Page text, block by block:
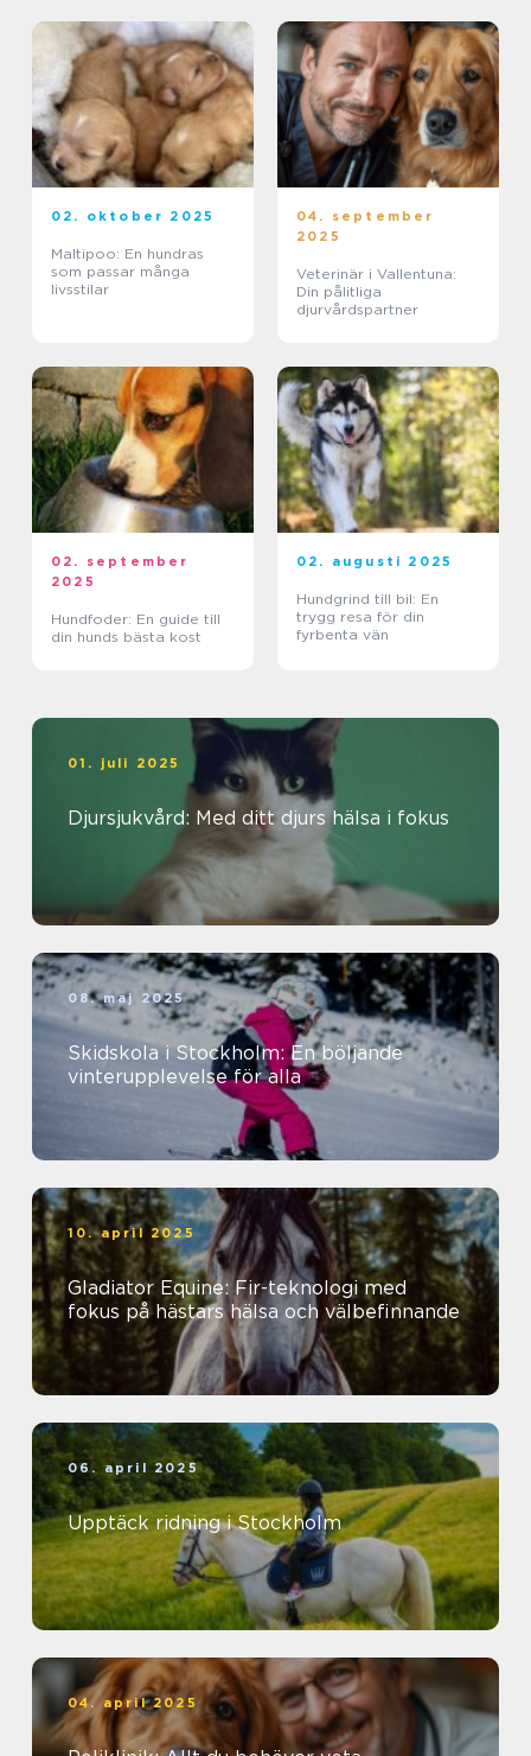
02. oktober 2025
Maltipoo: En hundras
som passar många
livsstilar
04. september
2025
Veterinär i Vallentuna:
Din pålitliga
djurvårdspartner
02. september
2025
Hundfoder: En guide till
din hunds bästa kost
02. augusti 2025
Hundgrind till bil: En
trygg resa för din
fyrbenta vän
01. juli 2025
Djursjukvård: Med ditt djurs hälsa i fokus
08. maj 2025
Skidskola i Stockholm: En böljande
vinterupplevelse för alla
10. april 2025
Gladiator Equine: Fir-teknologi med
fokus på hästars hälsa och välbefinnande
06. april 2025
Upptäck ridning i Stockholm
04. april 2025